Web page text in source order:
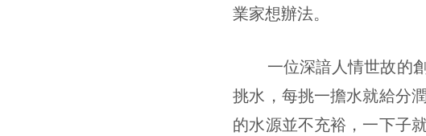
業家想辦法。
一位深諳人情世故的創
挑水，每挑一擔水就給分
的水源並不充裕，一下子